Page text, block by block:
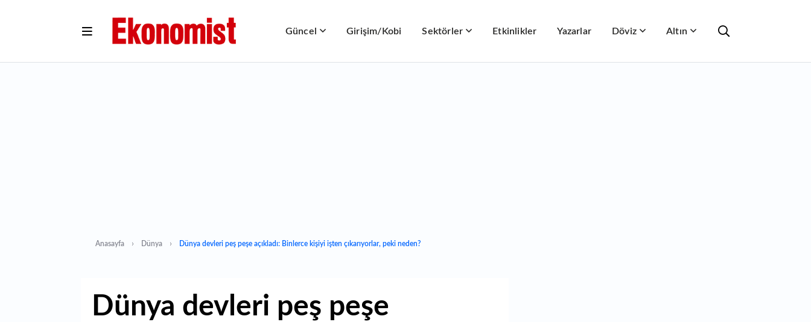
Güncel Girişim/Kobi Sektörler Etkinlikler Yazarlar Döviz Altın
Anasayfa Dünya Dünya devleri peş peşe açıkladı: Binlerce kişiyi işten çıkarıyorlar, peki neden?
Dünya devleri peş peşe